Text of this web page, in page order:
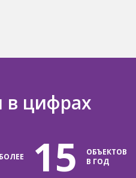
в цифрах
БОЛЕЕ 15
ОБЪЕКТОВ
В ГОД